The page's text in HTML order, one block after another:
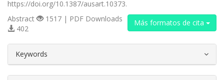
https://doi.org/10.1387/ausart.10373.
Más formatos de cita
Abstract
1517 | PDF Downloads
402
Keywords